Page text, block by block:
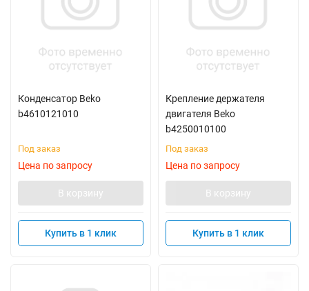
Конденсатор Beko
b4610121010
Под заказ
Цена по запросу
В корзину
Купить в 1 клик
Крепление держателя
двигателя Beko
b4250010100
Под заказ
Цена по запросу
В корзину
Купить в 1 клик